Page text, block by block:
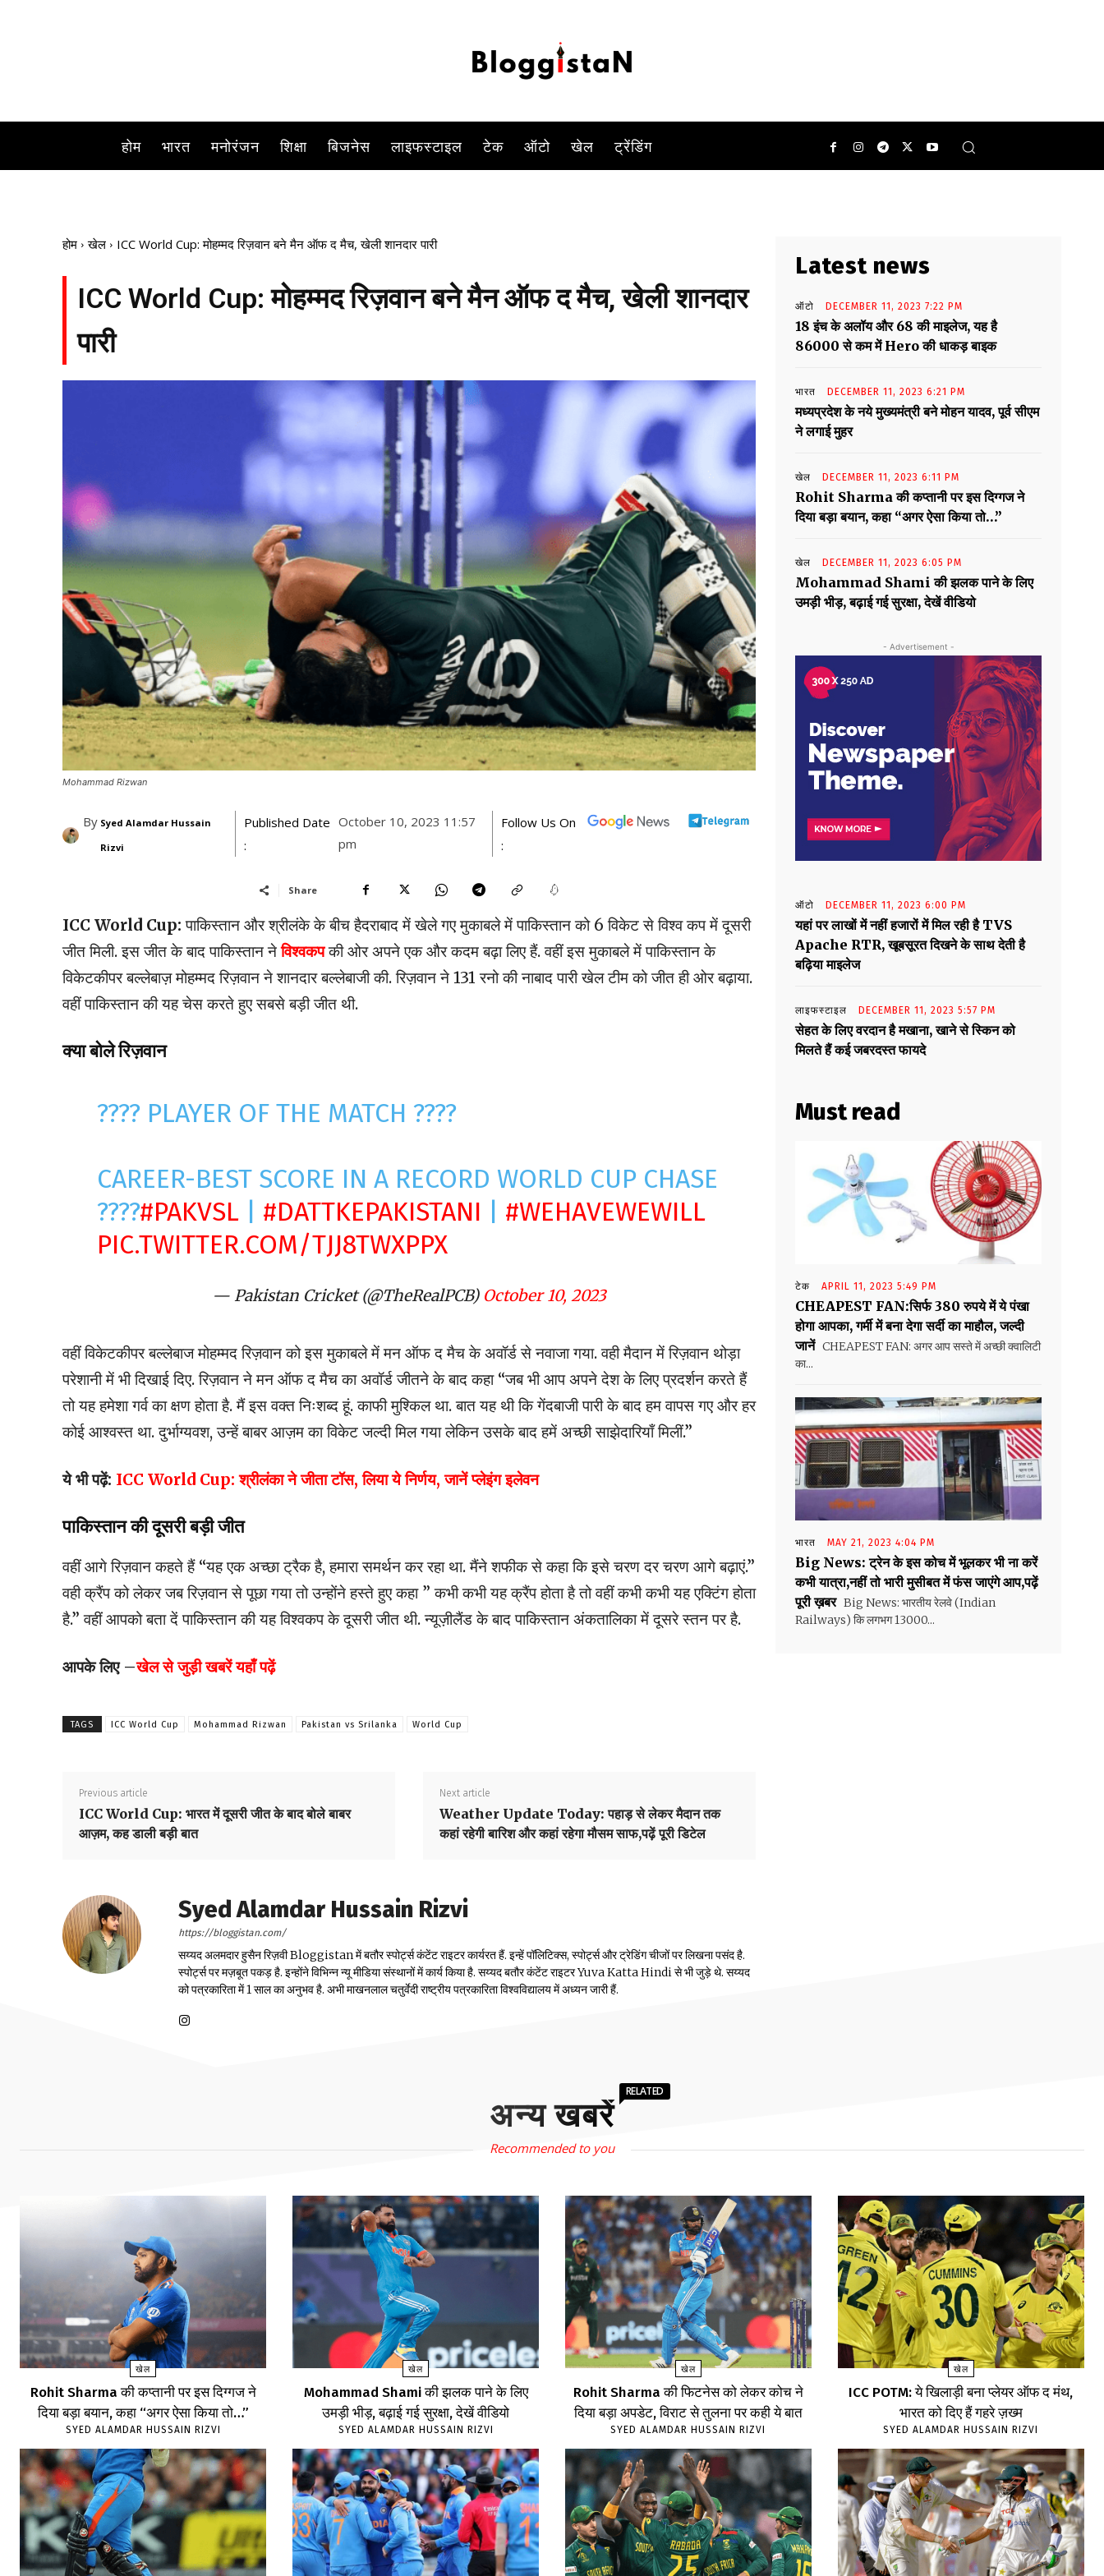
होम भारत मनोरंजन शिक्षा बिजनेस लाइफस्टाइल टेक ऑटो खेल ट्रेंडिंग
होम खेल ICC World Cup: मोहम्मद रिज़वान बने मैन ऑफ द मैच, खेली शानदार पारी
ICC World Cup: मोहम्मद रिज़वान बने मैन ऑफ द मैच, खेली शानदार
पारी
Mohammad Rizwan
By Syed Alamdar Hussain
Rizvi
Published Date
:
October 10, 2023 11:57
pm
Follow Us On
:
Share
ICC World Cup:पाकिस्तान और श्रीलंके के बीच हैदराबाद में खेले गए मुकाबले में पाकिस्तान को 6 विकेट से विश्व कप में दूसरी
जीत मिली. इस जीत के बाद पाकिस्तान नेविश्वकपकी ओर अपने एक और कदम बढ़ा लिए हैं. वहीं इस मुकाबले में पाकिस्तान के
विकेटकीपर बल्लेबाज़ मोहम्मद रिज़वान ने शानदार बल्लेबाजी की. रिज़वान ने 131 रनो की नाबाद पारी खेल टीम को जीत ही ओर बढ़ाया.
वहीं पाकिस्तान की यह चेस करते हुए सबसे बड़ी जीत थी.
क्या बोले रिज़वान
???? PLAYER OF THE MATCH ????
CAREER-BEST SCORE IN A RECORD WORLD CUP CHASE
????#PAKVSL #DATTKEPAKISTANI
#WEHAVEWEWILL
PIC.TWITTER.COM/TJJ8TWXPPX
— Pakistan Cricket (@TheRealPCB) October 10, 2023
वहीं विकेटकीपर बल्लेबाज मोहम्मद रिज़वान को इस मुकाबले में मन ऑफ द मैच के अवॉर्ड से नवाजा गया. वही मैदान में रिज़वान थोड़ा
परेशानी में भी दिखाई दिए. रिज़वान ने मन ऑफ द मैच का अवॉर्ड जीतने के बाद कहा “जब भी आप अपने देश के लिए प्रदर्शन करते हैं
तो यह हमेशा गर्व का क्षण होता है. मैं इस वक्त निःशब्द हूं. काफी मुश्किल था. बात यह थी कि गेंदबाजी पारी के बाद हम वापस गए और हर
कोई आश्वस्त था. दुर्भाग्यवश, उन्हें बाबर आज़म का विकेट जल्दी मिल गया लेकिन उसके बाद हमें अच्छी साझेदारियाँ मिलीं.”
ये भी पढ़ें: ICC World Cup: श्रीलंका ने जीता टॉस, लिया ये निर्णय, जानें प्लेइंग इलेवन
पाकिस्तान की दूसरी बड़ी जीत
वहीं आगे रिज़वान कहते हैं “यह एक अच्छा ट्रैक है, हमारा समर्थन कर रहा था. मैंने शफीक से कहा कि इसे चरण दर चरण आगे बढ़ाएं.”
वही क्रैंप को लेकर जब रिज़वान से पूछा गया तो उन्होंने हस्ते हुए कहा ” कभी कभी यह क्रैंप होता है तो वहीं कभी कभी यह एक्टिंग होता
है.” वहीं आपको बता दें पाकिस्तान की यह विश्वकप के दूसरी जीत थी. न्यूज़ीलैंड के बाद पाकिस्तान अंकतालिका में दूसरे स्तन पर है.
आपके लिए –खेल से जुड़ी खबरें यहाँ पढ़ें
TAGS ICC World Cup Mohammad Rizwan Pakistan vs Srilanka World Cup
Previous article
ICC World Cup: भारत में दूसरी जीत के बाद बोले बाबर
आज़म, कह डाली बड़ी बात
Next article
Weather Update Today: पहाड़ से लेकर मैदान तक
कहां रहेगी बारिश और कहां रहेगा मौसम साफ,पढ़ें पूरी डिटेल
Syed Alamdar Hussain Rizvi
https://bloggistan.com/
सय्यद अलमदार हुसैन रिज़वी Bloggistan में बतौर स्पोर्ट्स कंटेंट राइटर कार्यरत हैं. इन्हें पॉलिटिक्स, स्पोर्ट्स और ट्रेडिंग चीजों पर लिखना पसंद है.
स्पोर्ट्स पर मज़बूत पकड़ है. इन्होंने विभिन्न न्यू मीडिया संस्थानों में कार्य किया है. सय्यद बतौर कंटेंट राइटर Yuva Katta Hindi से भी जुड़े थे. सय्यद
को पत्रकारिता में 1 साल का अनुभव है. अभी माखनलाल चतुर्वेदी राष्ट्रीय पत्रकारिता विश्वविद्यालय में अध्यन जारी हैं.
Latest news
ऑटो DECEMBER 11, 2023 7:22 PM
18 इंच के अलॉय और 68 की माइलेज, यह है
86000 से कम में Hero की धाकड़ बाइक
भारत DECEMBER 11, 2023 6:21 PM
मध्यप्रदेश के नये मुख्यमंत्री बने मोहन यादव, पूर्व सीएम
ने लगाई मुहर
खेल DECEMBER 11, 2023 6:11 PM
Rohit Sharma की कप्तानी पर इस दिग्गज ने
दिया बड़ा बयान, कहा “अगर ऐसा किया तो…”
खेल DECEMBER 11, 2023 6:05 PM
Mohammad Shami की झलक पाने के लिए
उमड़ी भीड़, बढ़ाई गई सुरक्षा, देखें वीडियो
- Advertisement -
ऑटो DECEMBER 11, 2023 6:00 PM
यहां पर लाखों में नहीं हजारों में मिल रही है TVS
Apache RTR, खूबसूरत दिखने के साथ देती है
बढ़िया माइलेज
लाइफस्टाइल DECEMBER 11, 2023 5:57 PM
सेहत के लिए वरदान है मखाना, खाने से स्किन को
मिलते हैं कई जबरदस्त फायदे
Must read
टेक APRIL 11, 2023 5:49 PM
CHEAPEST FAN:सिर्फ 380 रुपये में ये पंखा
होगा आपका, गर्मी में बना देगा सर्दी का माहौल, जल्दी
जानें CHEAPEST FAN: अगर आप सस्ते में अच्छी क्वालिटी
का...
भारत MAY 21, 2023 4:04 PM
Big News: ट्रेन के इस कोच में भूलकर भी ना करें
कभी यात्रा,नहीं तो भारी मुसीबत में फंस जाएंगे आप,पढ़ें
पूरी ख़बर Big News: भारतीय रेलवे (Indian
Railways) कि लगभग 13000...
अन्य खबरें
RELATED
Recommended to you
खेल
Rohit Sharma की कप्तानी पर इस दिग्गज ने
दिया बड़ा बयान, कहा “अगर ऐसा किया तो…”
SYED ALAMDAR HUSSAIN RIZVI
खेल
Mohammad Shami की झलक पाने के लिए
उमड़ी भीड़, बढ़ाई गई सुरक्षा, देखें वीडियो
SYED ALAMDAR HUSSAIN RIZVI
खेल
Rohit Sharma की फिटनेस को लेकर कोच ने
दिया बड़ा अपडेट, विराट से तुलना पर कही ये बात
SYED ALAMDAR HUSSAIN RIZVI
खेल
ICC POTM: ये खिलाड़ी बना प्लेयर ऑफ द मंथ,
भारत को दिए हैं गहरे ज़ख्म
SYED ALAMDAR HUSSAIN RIZVI